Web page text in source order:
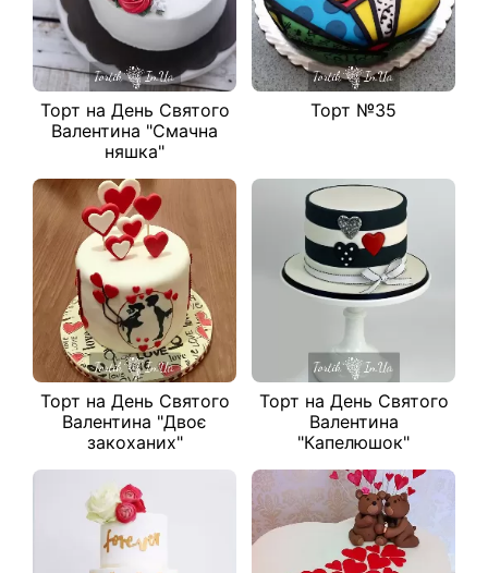
Торт на День Святого
Валентина "Смачна
няшка"
Торт №35
Торт на День Святого
Валентина "Двоє
закоханих"
Торт на День Святого
Валентина
"Капелюшок"